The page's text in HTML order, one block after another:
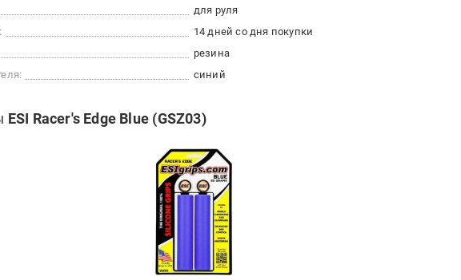
для руля
14 дней со дня покупки
резина
синий
Racer's Edge Blue (GSZ03)